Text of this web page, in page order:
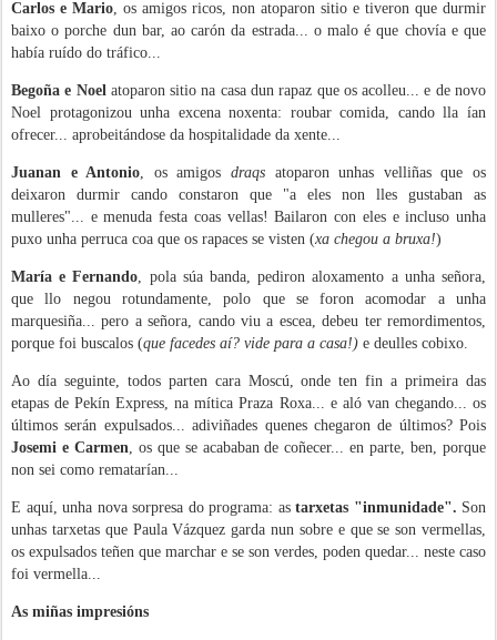
Carlos e Mario, os amigos ricos, non atoparon sitio e tiveron que durmir
baixo o porche dun bar, ao carón da estrada... o malo é que chovía e que
había ruído do tráfico...
Begoña e Noelatoparon sitio na casa dun rapaz que os acolleu... e de novo
Noel protagonizou unha excena noxenta: roubar comida, cando lla ían
ofrecer... aprobeitándose da hospitalidade da xente...
Juanan e Antonio, os amigosdraqs atoparon unhas velliñas que os
deixaron durmir cando constaron que "a eles non lles gustaban as
mulleres"... e menuda festa coas vellas! Bailaron con eles e incluso unha
puxo unha perruca coa que os rapaces se visten (xa chegou a bruxa!)
María e Fernando, pola súa banda, pediron aloxamento a unha señora,
que llo negou rotundamente, polo que se foron acomodar a unha
marquesiña... pero a señora, cando viu a escea, debeu ter remordimentos,
porque foi buscalos (que facedes aí? vide para a casa!) e deulles cobixo.
Ao día seguinte, todos parten cara Moscú, onde ten fin a primeira das
etapas de Pekín Express, na mítica Praza Roxa... e aló van chegando... os
últimos serán expulsados... adiviñades quenes chegaron de últimos? Pois
Josemi e Carmen, os que se acababan de coñecer... en parte, ben, porque
non sei como rematarían...
E aquí, unha nova sorpresa do programa: as tarxetas "inmunidade". Son
unhas tarxetas que Paula Vázquez garda nun sobre e que se son vermellas,
os expulsados teñen que marchar e se son verdes, poden quedar... neste caso
foi vermella...
As miñas impresións